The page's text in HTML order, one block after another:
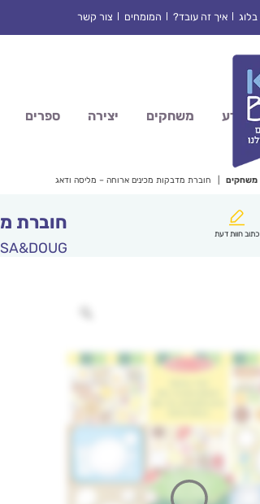
בלוג איך זה עובד? המומחים צור קשר
מדע משחקים יצירה ספרים
משחקים חוברת מדבקות מכינים ארוחה – מליסה ודאג
כתוב חוות דעת חוברת